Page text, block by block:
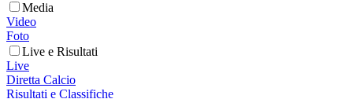
Media
Video
Foto
Live e Risultati
Live
Diretta Calcio
Risultati e Classifiche